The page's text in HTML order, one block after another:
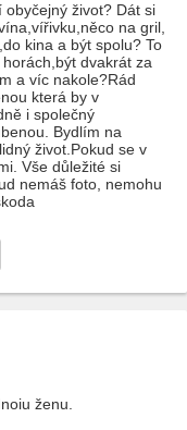
život? Dát si
na gril,
kina a být spolu? To
dvakrát za
a víc nakole?Rád
která by v
i společný
Bydlím na
život.Pokud se v
Vše důležité si
nemáš foto, nemohu
ženu.